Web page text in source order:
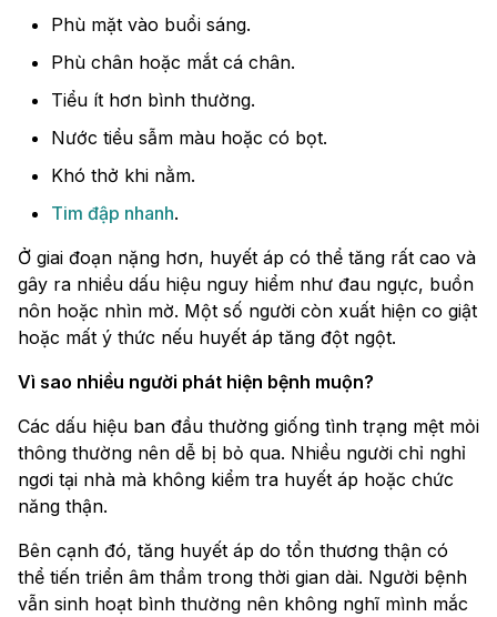
Phù mặt vào buổi sáng.
Phù chân hoặc mắt cá chân.
Tiểu ít hơn bình thường.
Nước tiểu sẫm màu hoặc có bọt.
Khó thở khi nằm.
Tim đập nhanh.
Ở giai đoạn nặng hơn, huyết áp có thể tăng rất cao và
gây ra nhiều dấu hiệu nguy hiểm như đau ngực, buồn
nôn hoặc nhìn mờ. Một số người còn xuất hiện co giật
hoặc mất ý thức nếu huyết áp tăng đột ngột.
Vì sao nhiều người phát hiện bệnh muộn?
Các dấu hiệu ban đầu thường giống tình trạng mệt mỏi
thông thường nên dễ bị bỏ qua. Nhiều người chỉ nghỉ
ngơi tại nhà mà không kiểm tra huyết áp hoặc chức
năng thận.
Bên cạnh đó, tăng huyết áp do tổn thương thận có
thể tiến triển âm thầm trong thời gian dài. Người bệnh
vẫn sinh hoạt bình thường nên không nghĩ mình mắc